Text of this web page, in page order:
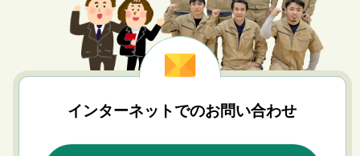
インターネットでのお問い合わせ